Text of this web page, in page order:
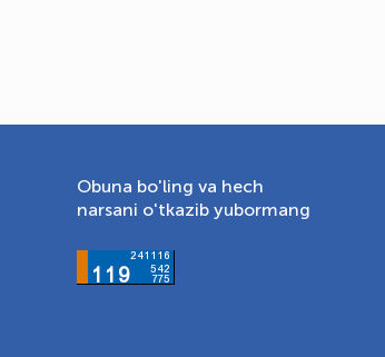
Obuna bo'ling va hech
narsani o'tkazib yubormang